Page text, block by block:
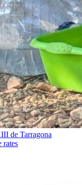
de Tarragona
rates